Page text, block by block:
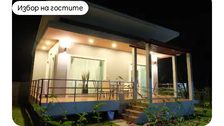
Избор на гостите
Избор на гостите